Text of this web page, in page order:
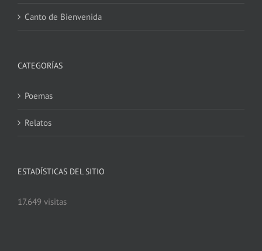
Canto de Bienvenida
CATEGORÍAS
Poemas
Relatos
ESTADÍSTICAS DEL SITIO
17.649 visitas